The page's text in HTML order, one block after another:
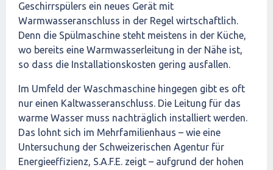
Geschirrspülers ein neues Gerät mit
Warmwasseranschluss in der Regel wirtschaftlich.
Denn die Spülmaschine steht meistens in der Küche,
wo bereits eine Warmwasserleitung in der Nähe ist,
so dass die Installationskosten gering ausfallen.
Im Umfeld der Waschmaschine hingegen gibt es oft
nur einen Kaltwasseranschluss. Die Leitung für das
warme Wasser muss nachträglich installiert werden.
Das lohnt sich im Mehrfamilienhaus – wie eine
Untersuchung der Schweizerischen Agentur für
Energieeffizienz, S.A.F.E. zeigt – aufgrund der hohen